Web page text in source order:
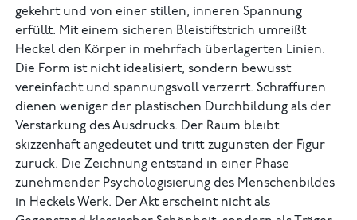
gekehrt und von einer stillen, inneren Spannung
erfüllt. Mit einem sicheren Bleistiftstrich umreißt
Heckel den Körper in mehrfach überlagerten Linien.
Die Form ist nicht idealisiert, sondern bewusst
vereinfacht und spannungsvoll verzerrt. Schraffuren
dienen weniger der plastischen Durch­bildung als der
Verstärkung des Ausdrucks. Der Raum bleibt
skizzenhaft angedeutet und tritt zugunsten der Figur
zurück. Die Zeichnung entstand in einer Phase
zunehmender Psychologisierung des Menschenbildes
in Heckels Werk. Der Akt erscheint nicht als